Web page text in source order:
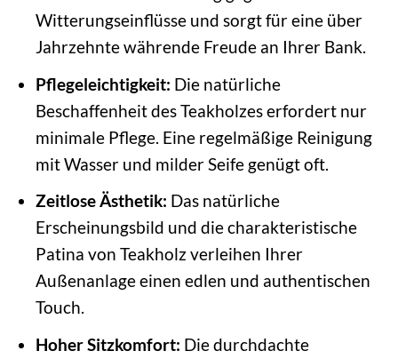
Witterungseinflüsse und sorgt für eine über
Jahrzehnte währende Freude an Ihrer Bank.
Pflegeleichtigkeit: Die natürliche
Beschaffenheit des Teakholzes erfordert nur
minimale Pflege. Eine regelmäßige Reinigung
mit Wasser und milder Seife genügt oft.
Zeitlose Ästhetik: Das natürliche
Erscheinungsbild und die charakteristische
Patina von Teakholz verleihen Ihrer
Außenanlage einen edlen und authentischen
Touch.
Hoher Sitzkomfort: Die durchdachte